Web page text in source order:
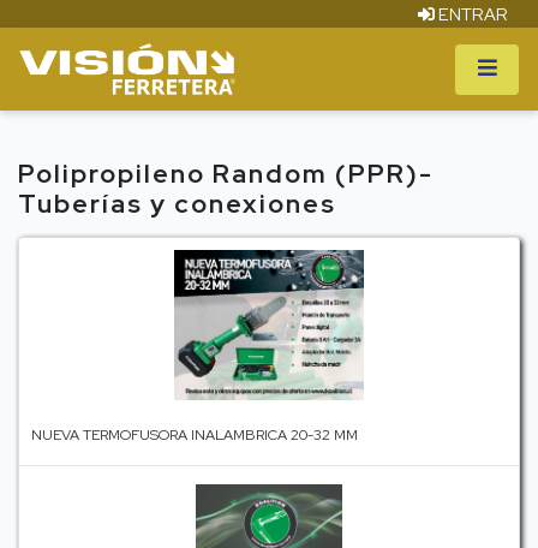
ENTRAR
Polipropileno Random (PPR)-
Tuberías y conexiones
NUEVA TERMOFUSORA INALAMBRICA 20-32 MM